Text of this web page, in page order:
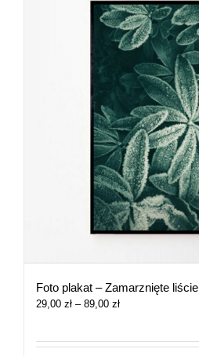
Foto plakat – Zamarznięte liście
29,00 zł – 89,00 złZakres
29,00 zł